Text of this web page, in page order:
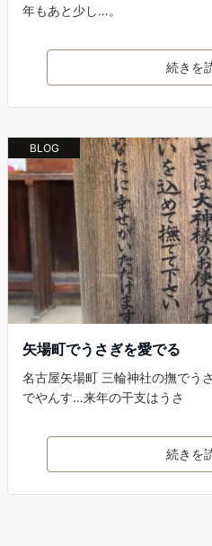
年もあと少し…。
続きを
BLOG
矢場町でうさぎを愛でる
名古屋矢場町 三輪神社の撫でう
でやんす…来年の干支はうさ
続きを